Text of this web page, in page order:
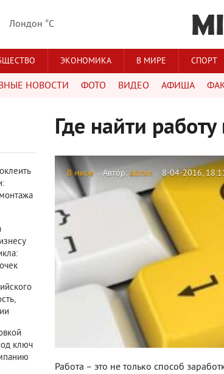
Лондон °C
ЭКОНОМИКА В МИРЕ СПОРТ
НОВОСТИ ФОТО ВИДЕО АФИША
ключ
Где найти
В мире Автор: admin 8-04-2016,
Работа – это не только способ